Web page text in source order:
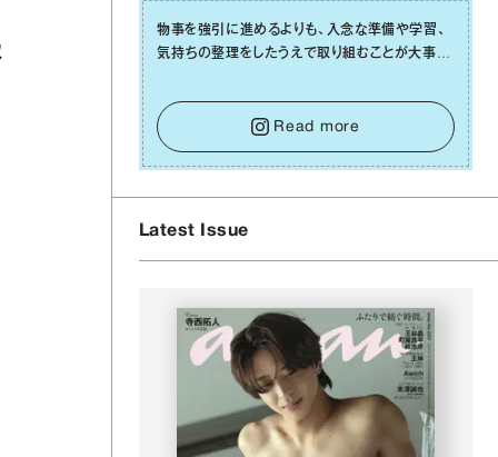
物事を強引に進めるよりも、⼊念な準備や学習、
気持ちの整理をしたうえで取り組むことが⼤事な
も焦らないで。意思を伝える⼯夫をしたり、あなた
⾃⾝や疲れていそうな⼈をいたわることに時間を
使いましょう。ここでしっかりとエネルギーを蓄
え、困難を乗り越える⼒に変えましょう。
Read more
Latest Issue